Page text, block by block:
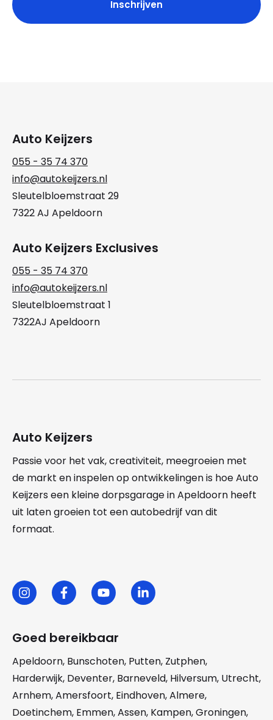
Auto Keijzers
055 - 35 74 370
info@autokeijzers.nl
Sleutelbloemstraat 29
7322 AJ Apeldoorn
Auto Keijzers Exclusives
055 - 35 74 370
info@autokeijzers.nl
Sleutelbloemstraat 1
7322AJ Apeldoorn
Auto Keijzers
Passie voor het vak, creativiteit, meegroeien met
de markt en inspelen op ontwikkelingen is hoe Auto
Keijzers een kleine dorpsgarage in Apeldoorn heeft
uit laten groeien tot een autobedrijf van dit
formaat.
Goed bereikbaar
Apeldoorn, Bunschoten, Putten, Zutphen,
Harderwijk, Deventer, Barneveld, Hilversum, Utrecht,
Arnhem,Amersfoort, Eindhoven,Almere,
Doetinchem, Emmen,Assen, Kampen,Groningen,